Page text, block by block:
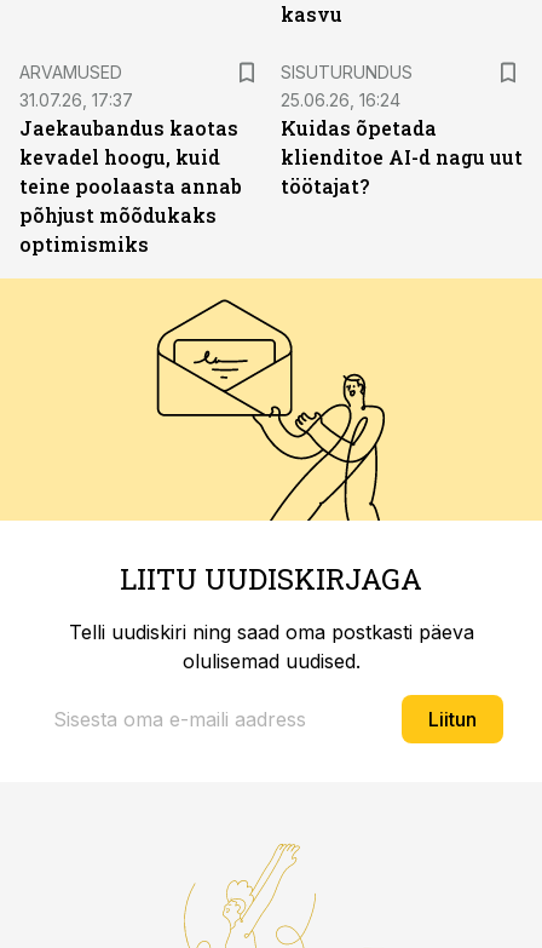
kasvu
ARVAMUSED
31.07.26, 17:37
Jaekaubandus kaotas
kevadel hoogu, kuid
teine poolaasta annab
põhjust mõõdukaks
optimismiks
SISUTURUNDUS
25.06.26, 16:24
Kuidas õpetada
klienditoe AI-d nagu uut
töötajat?
LIITU UUDISKIRJAGA
Telli uudiskiri ning saad oma postkasti päeva
olulisemad uudised.
Liitun